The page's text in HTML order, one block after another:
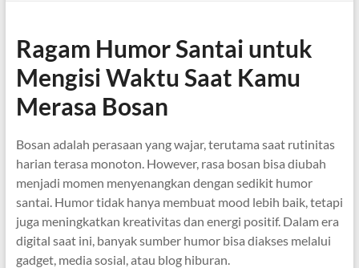
Ragam Humor Santai untuk
Mengisi Waktu Saat Kamu
Merasa Bosan
Bosan adalah perasaan yang wajar, terutama saat rutinitas
harian terasa monoton. However, rasa bosan bisa diubah
menjadi momen menyenangkan dengan sedikit humor
santai. Humor tidak hanya membuat mood lebih baik, tetapi
juga meningkatkan kreativitas dan energi positif. Dalam era
digital saat ini, banyak sumber humor bisa diakses melalui
gadget, media sosial, atau blog hiburan.